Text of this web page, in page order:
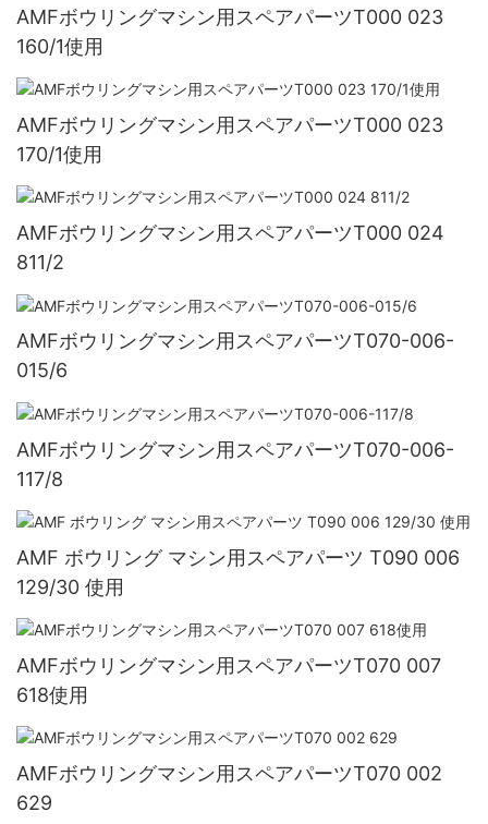
AMFボウリングマシン用スペアパーツT000 023
160/1使用
AMFボウリングマシン用スペアパーツT000 023
170/1使用
AMFボウリングマシン用スペアパーツT000 024
811/2
AMFボウリングマシン用スペアパーツT070-006-
015/6
AMFボウリングマシン用スペアパーツT070-006-
117/8
AMF ボウリング マシン用スペアパーツ T090 006
129/30 使用
AMFボウリングマシン用スペアパーツT070 007
618使用
AMFボウリングマシン用スペアパーツT070 002
629